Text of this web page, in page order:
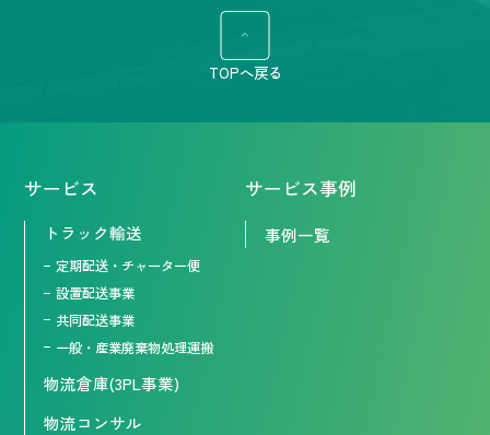
サービス
トラック輸送
定期配送・チャーター便
設置配送事業
共同配送事業
一般・産業廃棄物処理運搬
物流倉庫(3PL事業)
物流コンサル
サービス事例
事例一覧
TOPへ戻る